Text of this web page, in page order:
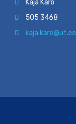
 Kaja Karo
 505 3468
 kaja.karo@ut.ee